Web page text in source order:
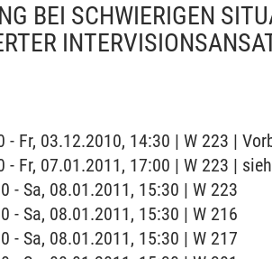
BEI SCHWIERIGEN
Fr, 03.12.2010, 14:30 | W 223 |
Fr, 07.01.2011, 17:00 | W 223 |
- Sa, 08.01.2011, 15:30 | W 223
- Sa, 08.01.2011, 15:30 | W 216
- Sa, 08.01.2011, 15:30 | W 217